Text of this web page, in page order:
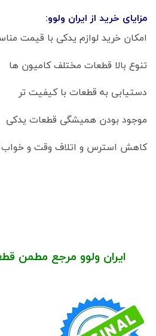
مزایای خرید از ایران ولوو:
امکان خرید لوازم یدکی با قیمت
تنوع بالا قطعات مختلف کامیون ها
دستیابی به قطعات با کیفیت تر
موجود بودن همیشگی قطعات یدکی
کاهش استرس و اتلاف وقت و خواب
ایران ولوو مرجع مطمن